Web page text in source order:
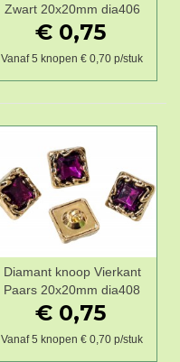
Zwart 20x20mm dia406
€ 0,75
Vanaf 5 knopen € 0,70 p/stuk
Diamant knoop Vierkant
Paars 20x20mm dia408
€ 0,75
Vanaf 5 knopen € 0,70 p/stuk